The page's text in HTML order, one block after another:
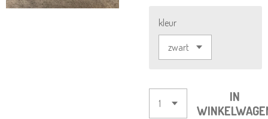
kleur
IN